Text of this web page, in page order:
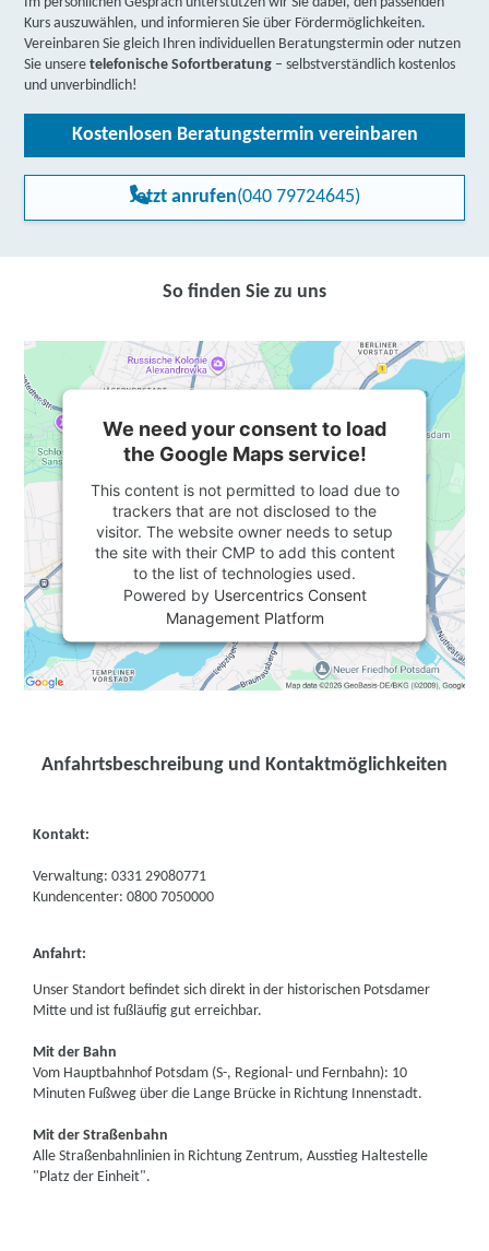
Kurs auszuwählen, und informieren Sie über Fördermöglichkeiten.
Vereinbaren Sie gleich Ihren individuellen Beratungstermin oder nutzen
Sie unseretelefonische Sofortberatung – selbstverständlich kostenlos
und unverbindlich!
Kostenlosen Beratungstermin vereinbaren
Jetzt anrufen(040 79724645)
So finden Sie zu uns
We need your consent to load
the Google Maps service!
This content is not permitted to load due to
trackers that are not disclosed to the
visitor. The website owner needs to setup
the site with their CMP to add this content
to the list of technologies used.
Powered by Usercentrics Consent
Management Platform
Anfahrtsbeschreibung und Kontaktmöglichkeiten
Kontakt:
Verwaltung: 0331 29080771
Kundencenter: 0800 7050000
Anfahrt:
Unser Standort befindet sich direkt in der historischen Potsdamer
Mitte und ist fußläufig gut erreichbar.
Mit der Bahn
Vom Hauptbahnhof Potsdam (S-, Regional- und Fernbahn): 10
Minuten Fußweg über die Lange Brücke in Richtung Innenstadt.
Mit der Straßenbahn
Alle Straßenbahnlinien in Richtung Zentrum, Ausstieg Haltestelle
"Platz der Einheit".